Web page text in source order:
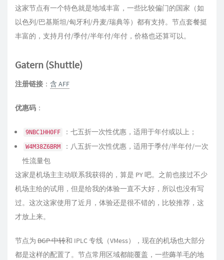
这家节点有一个特色就是地域丰富，一些比较偏门的国家（如
以色列/巴基斯坦/匈牙利/丹麦/瑞典等）都有支持。节点套餐挺
丰富的，支持月付/季付/半年付/年付，价格也还算可以。
Gatern (Shuttle)
注册链接 ： 含 AFF
优惠码 ：
9NBC1HH0FF ：七五折一次性优惠，适用于年付或以上；
W4M38Z6BRM
：八五折一次性优惠，适用于季付/半年付/一次
性流量包
这家是机场主主动联系我获得的，算是 PY 吧。之前也接过不少
机场主给的试用，但是给我的体验一直不大好，所以也没有写
过。这次这家使用了近月，体验还是很不错的，比较推荐，这
才放上来。
节点为 BGP 中转和 IPLC 专线（VMess），现在的机场也大部分
都是这样的配置了。节点常用区域都能覆盖，一些薅羊毛的地